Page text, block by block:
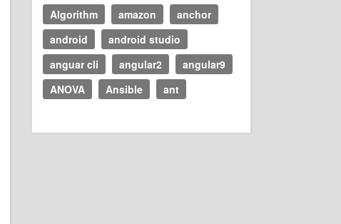
Algorithm
amazon
anchor
android
android studio
anguar cli
angular2
angular9
ANOVA
Ansible ant